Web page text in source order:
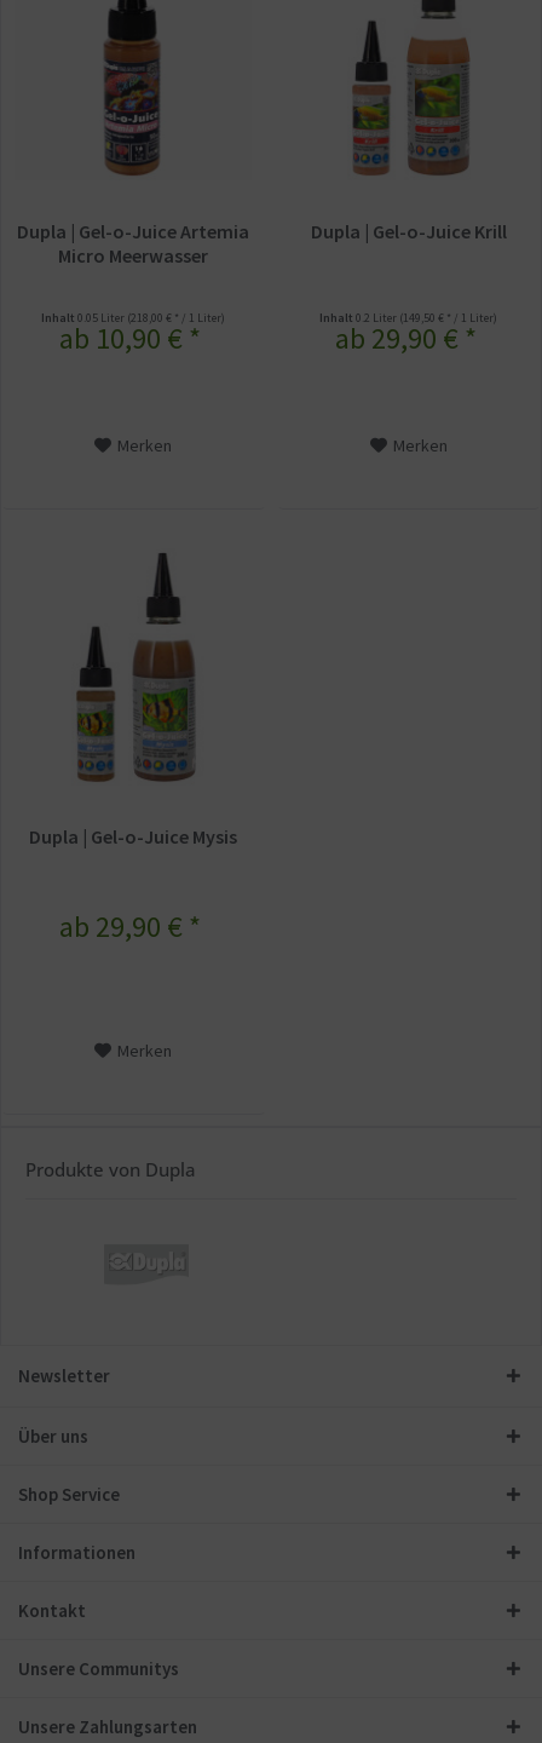
Dupla | Gel-o-Juice Artemia
Micro Meerwasser
Inhalt0.05 Liter (218,00 € * / 1 Liter)
ab 10,90 € *
Merken
Dupla | Gel-o-Juice Krill
Inhalt0.2 Liter (149,50 € * / 1 Liter)
ab 29,90 € *
Merken
Dupla | Gel-o-Juice Mysis
ab 29,90 € *
Merken
Produkte von Dupla
Newsletter
Über uns
Shop Service
Informationen
Kontakt
Unsere Communitys
Unsere Zahlungsarten